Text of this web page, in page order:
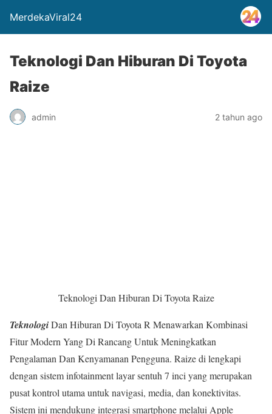
MerdekaViral24
Teknologi Dan Hiburan Di Toyota
Raize
admin 2 tahun ago
Teknologi Dan Hiburan Di Toyota Raize
TeknologiDan Hiburan Di Toyota R Menawarkan Kombinasi
Fitur Modern Yang Di Rancang Untuk Meningkatkan
Pengalaman Dan Kenyamanan Pengguna. Raize di lengkapi
dengan sistem infotainment layar sentuh 7 inci yang merupakan
pusat kontrol utama untuk navigasi, media, dan konektivitas.
Sistem ini mendukung integrasi smartphone melalui Apple